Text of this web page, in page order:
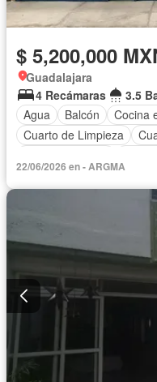
$ 5,200,000
Guadalajara
4 Recámaras
3.5
Agua
Balcón Cocina
Cuarto de Limpieza
Recámara con closet
22/06/2026 en - ARGMA